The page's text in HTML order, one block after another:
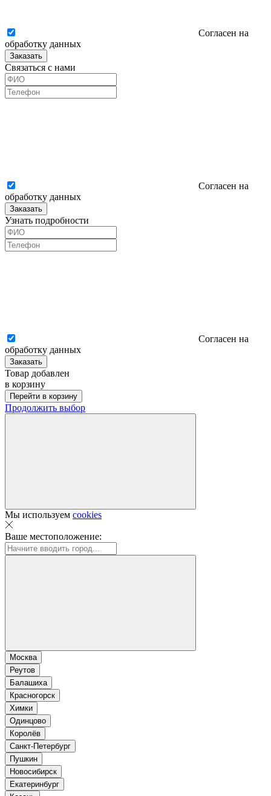
Согласен на
обработку данных
Заказать
Связаться с нами
Согласен на
обработку данных
Заказать
Узнать подробности
Согласен на
обработку данных
Заказать
Товар добавлен
в корзину
Перейти в корзину
Продолжить выбор
Мы используем cookies
Ваше местоположение:
Москва
Реутов
Балашиха
Красногорск
Химки
Одинцово
Королёв
Санкт-Петербург
Пушкин
Новосибирск
Екатеринбург